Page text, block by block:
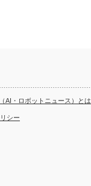
AI・ロボットニュース）とは
シー